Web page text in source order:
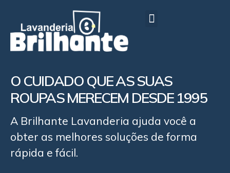
O CUIDADO QUE AS SUAS
ROUPAS MERECEM DESDE 1995
A Brilhante Lavanderia ajuda você a
obter as melhores soluções de forma
rápida e fácil.